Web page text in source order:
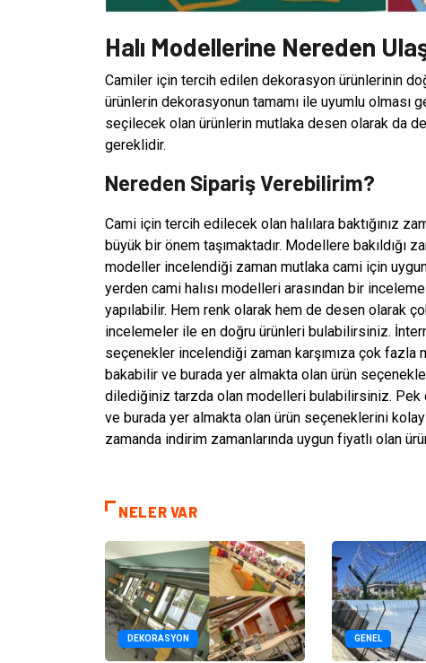
Halı Modellerine Nereden
Camiler için tercih edilen dekorasyon ürünlerinin
ürünlerin dekorasyonun tamamı ile uyumlu
seçilecek olan ürünlerin mutlaka desen olarak da
gereklidir.
Nereden Sipariş Verebilirim?
Cami için tercih edilecek olan halılara baktığınız
büyük bir önem taşımaktadır. Modellere bakıldığı
modeller incelendiği zaman mutlaka cami için
yerden cami halısı modelleri arasından bir
yapılabilir. Hem renk olarak hem de desen olarak
incelemeler ile en doğru ürünleri bulabilirsiniz.
seçenekler incelendiği zaman karşımıza çok
bakabilir ve burada yer almakta olan ürün
dilediğiniz tarzda olan modelleri bulabilirsiniz.
ve burada yer almakta olan ürün seçeneklerini
zamanda indirim zamanlarında uygun fiyatlı olan
NELER VAR
DEKORASYON GENEL